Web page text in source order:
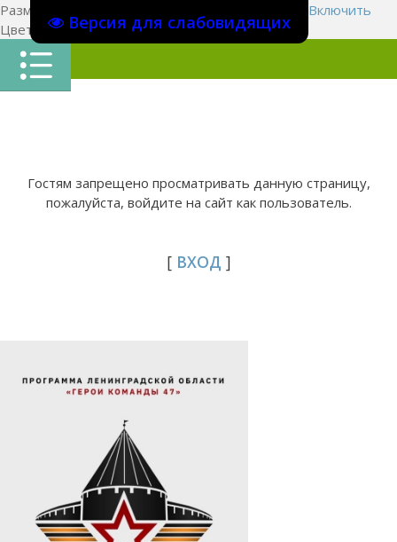
Версия для слабовидящих
Размер шрифта:
Включить
Цвет сайтаЦ Ц Ц Х
Гостям запрещено просматривать данную страницу,
пожалуйста, войдите на сайт как пользователь.
[ ВХОД ]